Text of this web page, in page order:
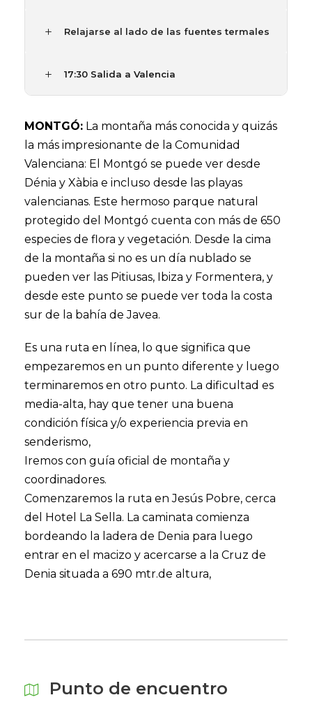
Relajarse al lado de las fuentes termales
17:30 Salida a Valencia
MONTGÓ: La montaña más conocida y quizás
la más impresionante de la Comunidad
Valenciana: El Montgó se puede ver desde
Dénia y Xàbia e incluso desde las playas
valencianas. Este hermoso parque natural
protegido del Montgó cuenta con más de 650
especies de flora y vegetación. Desde la cima
de la montaña si no es un día nublado se
pueden ver las Pitiusas, Ibiza y Formentera, y
desde este punto se puede ver toda la costa
sur de la bahía de Javea.
Es una ruta en línea, lo que significa que
empezaremos en un punto diferente y luego
terminaremos en otro punto. La dificultad es
media-alta, hay que tener una buena
condición física y/o experiencia previa en
senderismo,
Iremos con guía oficial de montaña y
coordinadores.
Comenzaremos la ruta en Jesús Pobre, cerca
del Hotel La Sella. La caminata comienza
bordeando la ladera de Denia para luego
entrar en el macizo y acercarse a la Cruz de
Denia situada a 690 mtr.de altura,
Punto de encuentro